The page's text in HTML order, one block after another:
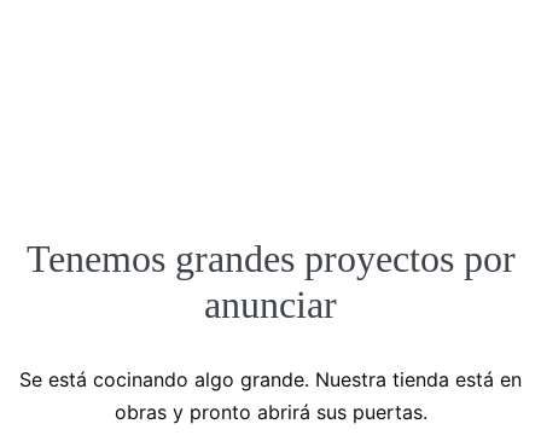
Tenemos grandes proyectos por
anunciar
Se está cocinando algo grande. Nuestra tienda está en
obras y pronto abrirá sus puertas.